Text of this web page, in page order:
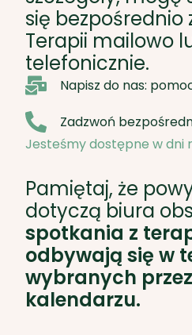
Zadzwoń
Jesteśmy dostępne w dni
Pamiętaj, że
dotyczą biura
spotkania z
odbywają się w
wybranych
kalendarzu.
Co mówią osoby, które
Risify? Ocena Risify w